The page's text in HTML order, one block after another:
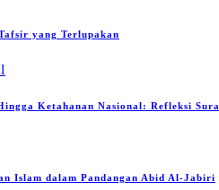
yang Terlupakan
Ketahanan Nasional: Refleksi
Islam dalam Pandangan Abid Al-Jabiri